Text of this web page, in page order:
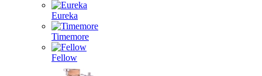
Eureka
Timemore
Fellow